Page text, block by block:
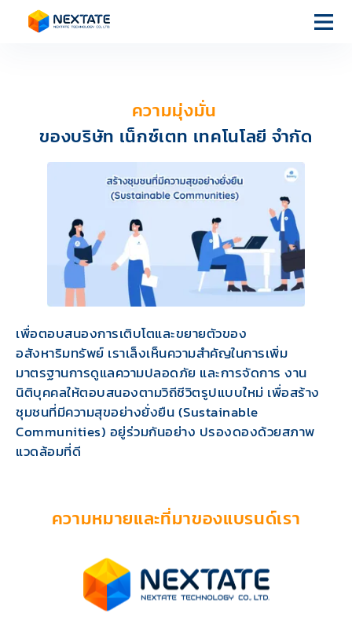
เกี่ยวกับเรา
บทความ
ติดต่อ
เรา
ความมุ่งมั่น
ของบริษัท เน็กซ์เตท เทคโนโลยี จำกัด
เพื่อตอบสนองการเติบโตและขยายตัวของ
อสังหาริมทรัพย์ เราเล็งเห็นความสำคัญในการเพิ่ม
มาตรฐานการดูแลความปลอดภัย และการจัดการ งาน
นิติบุคคลให้ตอบสนองตามวิถีชีวิตรูปแบบใหม่ เพื่อสร้าง
ชุมชนที่มีความสุขอย่างยั่งยืน(Sustainable
Communities) อยู่ร่วมกันอย่าง ปรองดองด้วยสภาพ
แวดล้อมที่ดี
ความหมายและที่มาของแบรนด์เรา